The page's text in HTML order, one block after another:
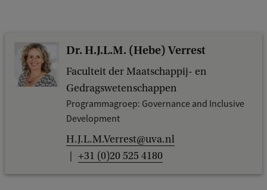
Dr. H.J.L.M. (Hebe) Verrest
Faculteit der Maatschappij- en
Gedragswetenschappen
Programmagroep: Governance and Inclusive
Development
H.J.L.M.Verrest@uva.nl
+31 (0)20 525 4180